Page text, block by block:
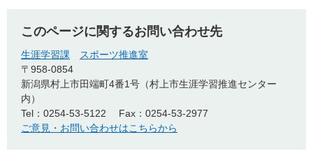
このページに関するお問い合わせ先
生涯学習課
スポーツ推進室
〒958-0854
新潟県村上市田端町4番1号（村上市生涯学習推進センター
内）
Tel：0254-53-5122
Fax：0254-53-2977
ご意見・お問い合わせはこちらから